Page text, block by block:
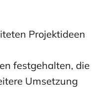
Projektideen
festgehalten, die
Umsetzung